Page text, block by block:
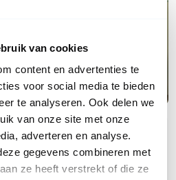
van cookies
content en advertenties te
voor social media te bieden
te analyseren. Ook delen we
van onze site met onze
adverteren en analyse.
gegevens combineren met
ze heeft verstrekt of die ze